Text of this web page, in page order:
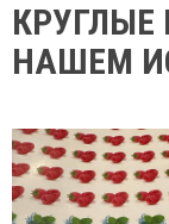
КРУГЛЫЕ
НАШЕМ